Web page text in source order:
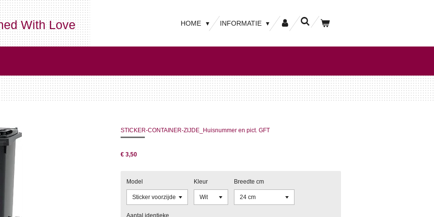
With Love HOME INFORMATIE
STICKER-CONTAINER-ZIJDE_Huisnummer en pict. GFT
€ 3,50
Model Kleur Breedte cm
Aantal identieke